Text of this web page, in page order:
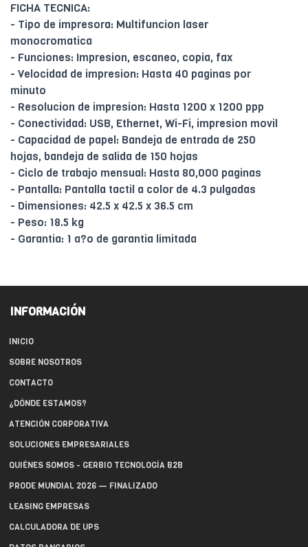
FICHA TECNICA:
- Tipo de impresora: Multifuncion laser
monocromatica
- Funciones: Impresion, escaneo, copia, fax
- Velocidad de impresion: Hasta 40 paginas por
minuto
- Resolucion de impresion: Hasta 1200 x 1200 ppp
- Conectividad: USB, Ethernet, Wi-Fi, impresion movil
- Capacidad de papel: Bandeja de entrada de 250
hojas, bandeja de salida de 150 hojas
- Ciclo de trabajo mensual: Hasta 80,000 paginas
- Pantalla: Pantalla tactil a color de 4.3 pulgadas
- Dimensiones: 42.5 x 42.5 x 36.5 cm
- Peso: 18.5 kg
- Garantia: 1 a?o de garantia limitada
INFORMACIÓN
INICIO
SOBRE NOSOTROS
CONTACTO
¿DÓNDE ESTAMOS?
ATENCIÓN CORPORATIVA
SOLUCIONES EMPRESARIALES
QUIÉNES SOMOS - GERBIO TECNOLOGÍA B2B
PRODE MUNDIAL 2026 — FINALIZADO
LEASING EMPRESAS
CALCULADORA DE UPS